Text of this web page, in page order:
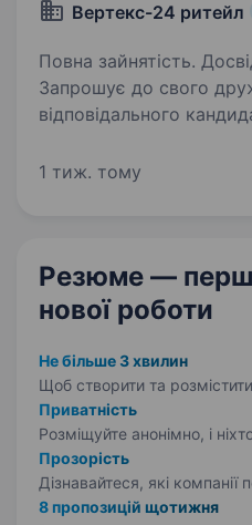
Вертекс-24 ритейл
Повна зайнятість.
Запрошує до свого
відповідального
покупців щодо товарів та
1 тиж. тому
Резюме —
нової роботи
Не більше 3 хвилин
Щоб створити та
Приватність
Розміщуйте анонімно, і
Прозорість
Дізнавайтеся, які
8 пропозицій щотижня